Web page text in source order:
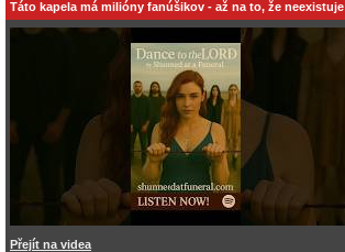
Táto kapela má milióny fanúšikov - až na to, že neexistuje
Přejít na videa